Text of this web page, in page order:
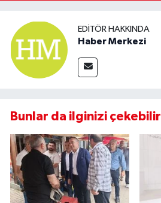
EDITÖR HAKKINDA
Haber Merkezi
Bunlar da ilginizi çekebilir